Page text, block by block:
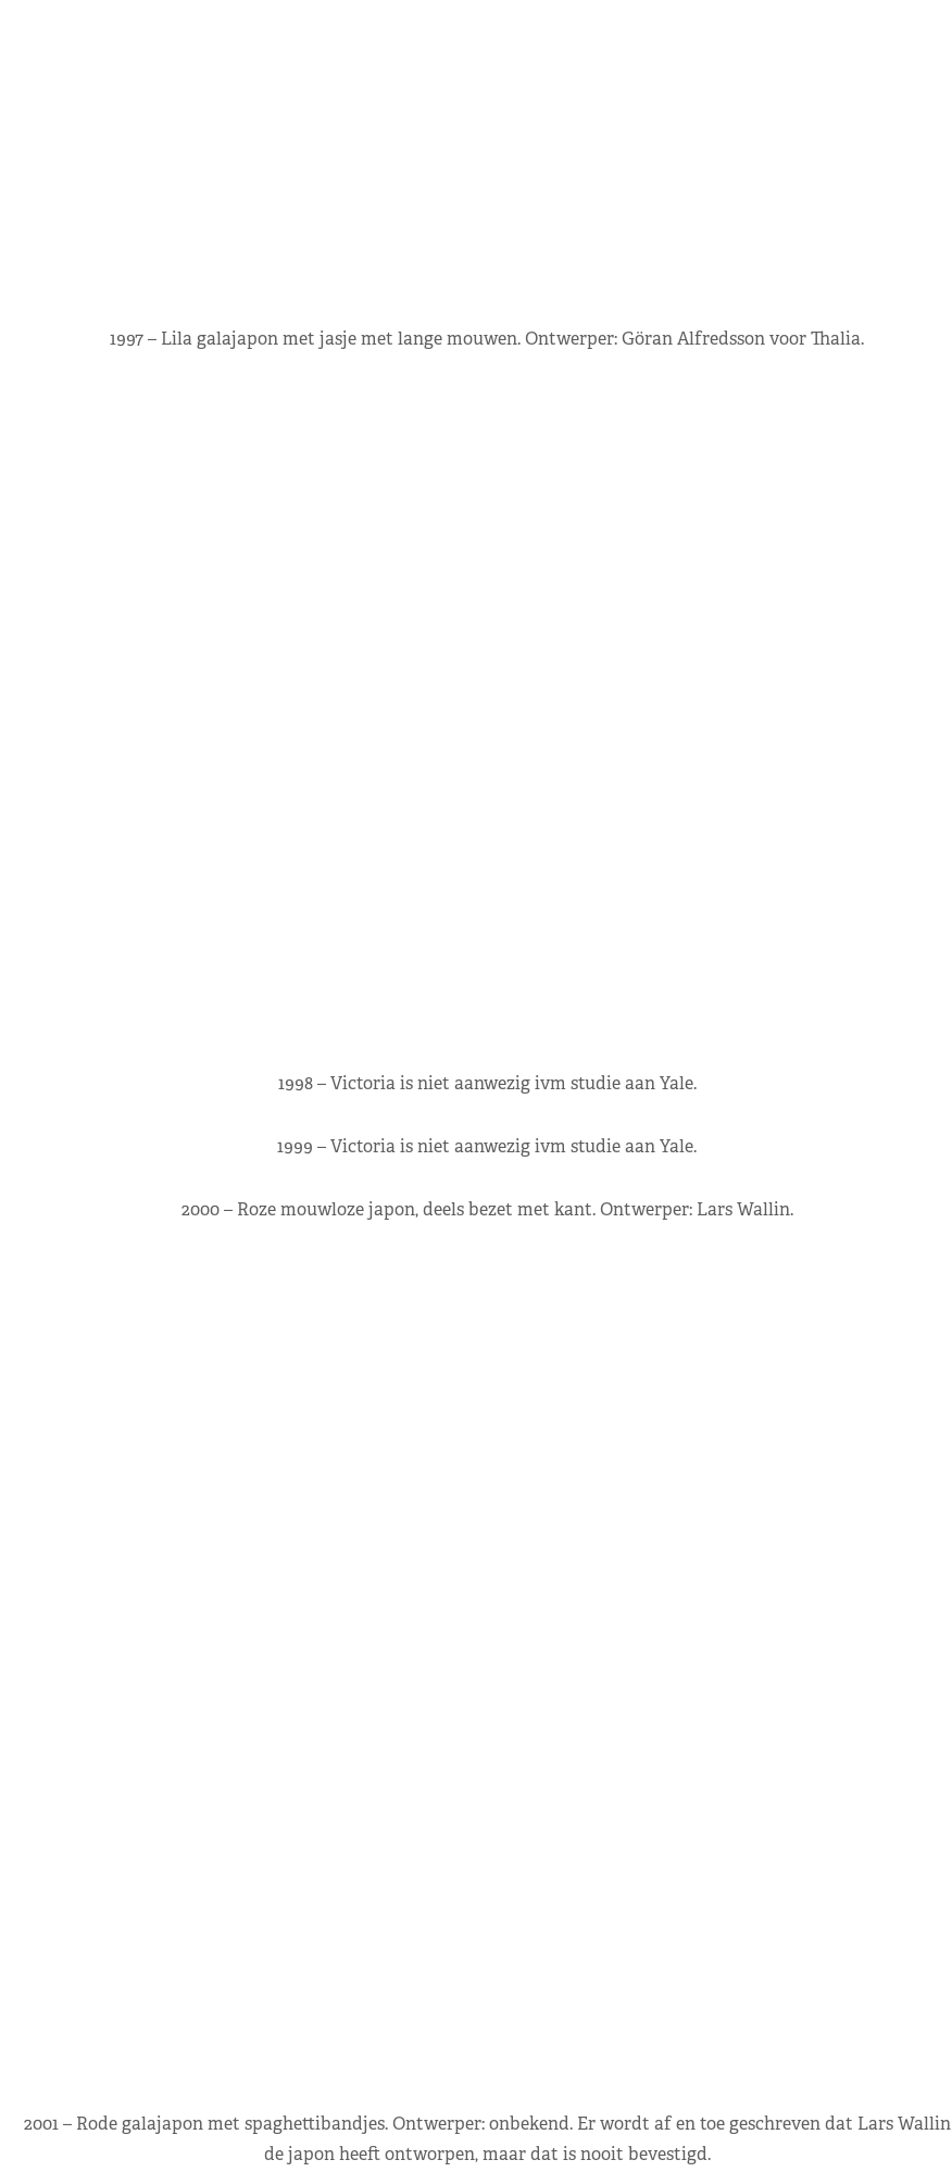
1997 – Lila galajapon met jasje met lange mouwen. Ontwerper: Göran Alfredsson voor Thalia.
1998 – Victoria is niet aanwezig ivm studie aan Yale.
1999 – Victoria is niet aanwezig ivm studie aan Yale.
2000 – Roze mouwloze japon, deels bezet met kant. Ontwerper: Lars Wallin.
2001 – Rode galajapon met spaghettibandjes. Ontwerper: onbekend. Er wordt af en toe geschreven dat Lars Wallin
de japon heeft ontworpen, maar dat is nooit bevestigd.